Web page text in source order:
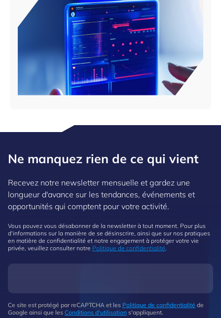
Ne manquez rien de ce qui vient
Recevez notre newsletter mensuelle et gardez une
longueur d'avance sur les tendances, événements et
opportunités qui comptent pour votre activité.
Vous pouvez vous désabonner de la newsletter à tout moment. Pour plus
d'informations sur la manière de se désinscrire, ainsi que sur nos pratiques
en matière de confidentialité et notre engagement à protéger votre vie
privée, veuillez consulter notre Politique de confidentialité
Ce site est protégé par reCAPTCHA et les Politique de confidentialité de
Google ainsi que les Conditions d'utilisation s'appliquent.